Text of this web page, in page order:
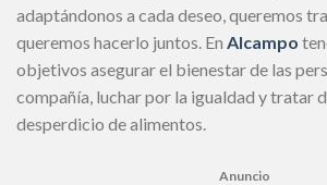
adaptándonos a cada deseo, queremos
queremos hacerlo juntos. En Alcampo
objetivos asegurar el bienestar de las
compañía, luchar por la igualdad y tratar
desperdicio de alimentos.
Anuncio